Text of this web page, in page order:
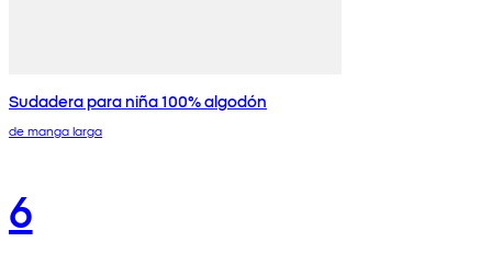
Sudadera para niña 100% algodón
de manga larga
6